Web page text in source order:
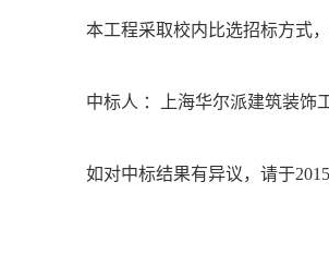
本工程采取校内比选招标方式
中标人 ：上海华尔派建筑装饰
如对中标结果有异议，请于